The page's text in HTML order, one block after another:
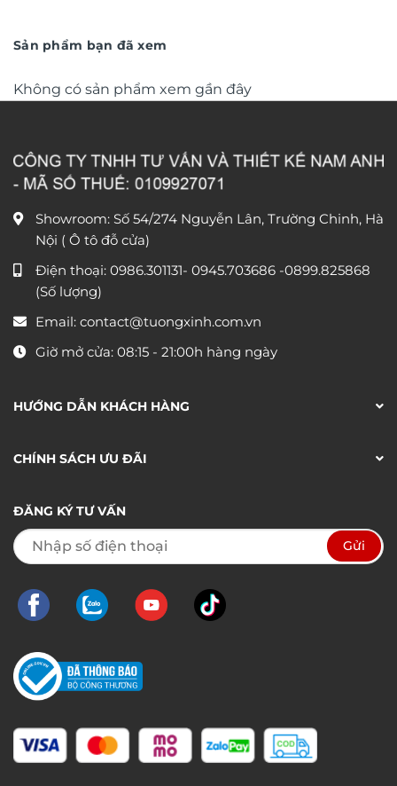
Sản phẩm bạn đã xem
Không có sản phẩm xem gần đây
Showroom: Số 54/274 Nguyễn Lân, Trường Chinh, Hà
Nội ( Ô tô đỗ cửa)
Điện thoại: 0986.301131- 0945.703686 -0899.825868
(Số lượng)
Email: contact@tuongxinh.com.vn
Giờ mở cửa: 08:15 - 21:00h hàng ngày
HƯỚNG DẪN KHÁCH HÀNG
CHÍNH SÁCH ƯU ĐÃI
ĐĂNG KÝ TƯ VẤN